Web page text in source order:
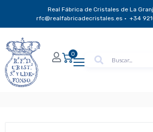
Real Fábrica de Cristales de La
rfc@realfabricadecristales.es · +34
0